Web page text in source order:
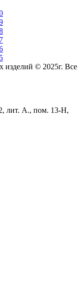
изделий © 2025г. Все
лит. А., пом. 13-Н,